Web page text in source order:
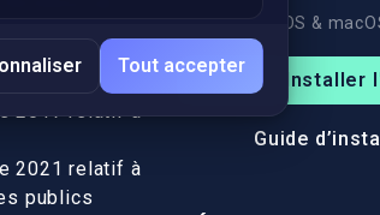
Tout accepter
entre les
2017 relatif à
2021 relatif à
publics
iOS &
Installer
Guide